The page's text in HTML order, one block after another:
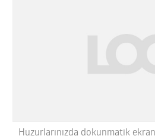
Huzurlarınızda dokunmatik